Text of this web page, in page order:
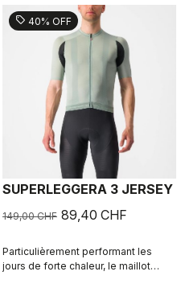
sell 40% OFF
SUPERLEGGERA 3 JERSEY
149,00 CHF 89,40 CHF
Particulièrement performant les
jours de forte chaleur, le maillot